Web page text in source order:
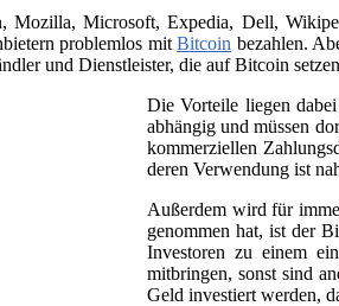
Mozilla, Microsoft, Expedia, Dell,
problemlos mitBitcoin bezahlen.
und Dienstleister, die auf Bitcoin
Die Vorteile liegen
abhängig und müssen
kommerziellen
deren Verwendung ist
Außerdem wird für
genommen hat, ist der
Investoren zu einem
mitbringen, sonst sind
Geld investiert werden,